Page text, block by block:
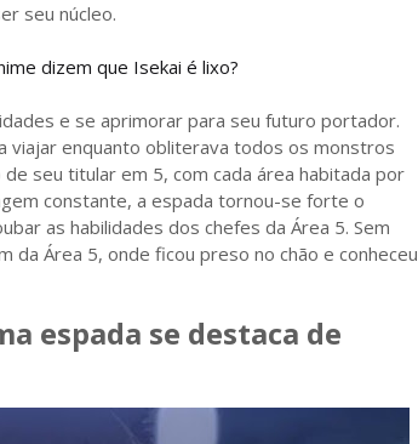
seu núcleo.
dizem que Isekai é lixo?
e se aprimorar para seu futuro portador.
viajar enquanto obliterava todos os monstros
seu titular em 5, com cada área habitada por
constante, a espada tornou-se forte o
as habilidades dos chefes da Área 5. Sem
Área 5, onde ficou preso no chão e conheceu
espada se destaca de